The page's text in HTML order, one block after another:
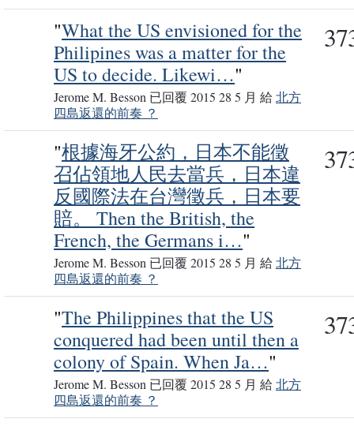
"What the US envisioned for the
Philipines was a matter for the
US to decide. Likewi…"
Jerome M. Besson 已回覆 2015 28 5 月 給北方
四島返還的前奏 ？
"根據海牙公約，日本不能徵
召佔領地人民去當兵，日本違
反國際法在台灣徵兵，日本要
賠。 Then the British, the
French, the Germans i…"
Jerome M. Besson 已回覆 2015 28 5 月 給北方
四島返還的前奏 ？
"The Philippines that the US
conquered had been until then a
colony of Spain. When Ja…"
Jerome M. Besson 已回覆 2015 28 5 月 給北方
四島返還的前奏 ？